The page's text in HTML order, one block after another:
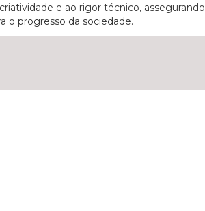
e ao rigor técnico, assegurando
o progresso da sociedade.